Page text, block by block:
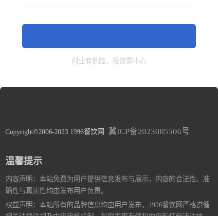
创业有危险，投资需小心
Copyright©2006-2023 1996餐饮网 冀ICP备2023005506号
温馨提示
内容声明：本站免费为用户提供信息发布与展示，内容的合法性、准
确性与真实性均由发布用户负责。
权益声明：本站所有的品牌信息均由用户发布，1996餐饮网严格遵循